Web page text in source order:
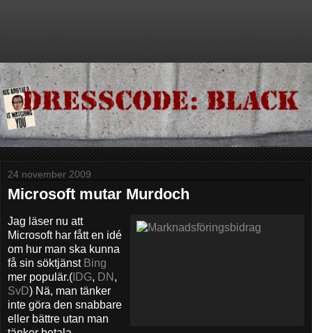
24 november 2009
Microsoft mutar Murdoch
Jag läser nu att
Microsoft har fått en idé
om hur man ska kunna
få sin söktjänst Bing
mer populär.( IDG, DN ,
SvD) Nä, man tänker
inte göra den snabbare
eller bättre utan man